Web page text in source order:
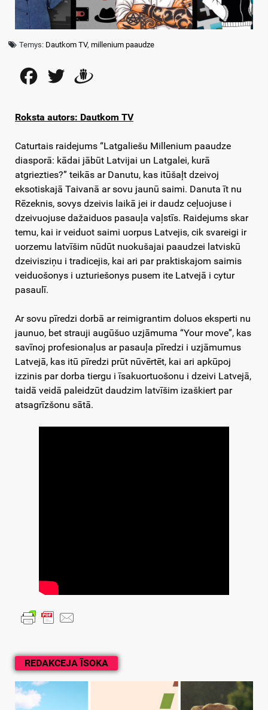
REDAKCEJA ĪSOKA
Temys: Dautkom TV,millenium paaudze
FacebookTwitter
Roksta autors: Dautkom TV
Caturtais raidejums “Latgaliešu Millenium paaudze
diasporā: kādai jābūt Latvijai un Latgalei, kurā
atgriezties?” teikās ar Danutu, kas itūšaļt dzeivoj
eksotiskajā Taivanā ar sovu jaunū saimi. Danuta īt nu
Rēzeknis, sovys dzeivis laikā jei ir daudz ceļuojuse i
dzeivuojuse dažaiduos pasauļa vaļstīs. Raidejums skar
temu, kai ir veiduot saimi uorpus Latvejis, cik svareigi ir
uorzemu latvīšim nūdūt nuokušajai paaudzei latviskū
dzeivisziņu i tradicejis, kai ari par praktiskajom saimis
veiduošonys i uzturiešonys pusem ite Latvejā i cytur
pasaulī.
Ar sovu pīredzi dorbā ar reimigrantim doluos eksperti nu
jaunuo, bet strauji augūšuo uzjāmuma “Your move”, kas
savīnoj profesionaļus ar pasauļa pīredzi i uzjāmumus
Latvejā, kas itū pīredzi prūt nūvērtēt, kai ari apkūpoj
izzinis par dorba tiergu i īsakuortuošonu i dzeivi Latvejā,
taidā veidā paleidzūt daudzim latvīšim izaškiert par
atsagrīzšonu sātā.